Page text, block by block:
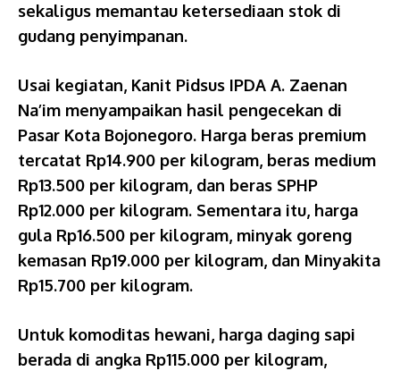
sekaligus memantau ketersediaan stok di
gudang penyimpanan.
Usai kegiatan, Kanit Pidsus IPDA A. Zaenan
Na’im menyampaikan hasil pengecekan di
Pasar Kota Bojonegoro. Harga beras premium
tercatat Rp14.900 per kilogram, beras medium
Rp13.500 per kilogram, dan beras SPHP
Rp12.000 per kilogram. Sementara itu, harga
gula Rp16.500 per kilogram, minyak goreng
kemasan Rp19.000 per kilogram, dan Minyakita
Rp15.700 per kilogram.
Untuk komoditas hewani, harga daging sapi
berada di angka Rp115.000 per kilogram,